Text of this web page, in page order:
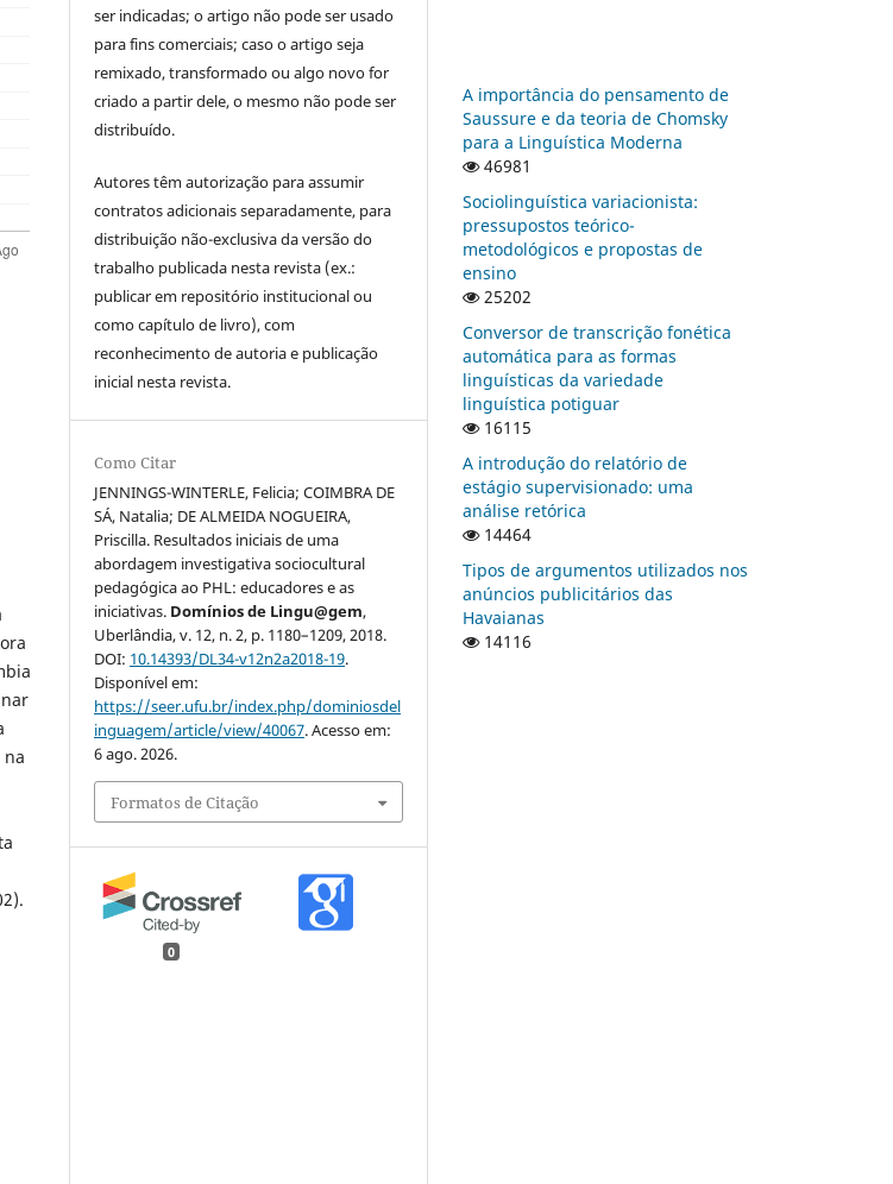
ser indicadas; o artigo não pode ser usado
para fins comerciais; caso o artigo seja
remixado, transformado ou algo novo for
criado a partir dele, o mesmo não pode ser
distribuído.
Autores têm autorização para assumir
contratos adicionais separadamente, para
distribuição não-exclusiva da versão do
trabalho publicada nesta revista (ex.:
publicar em repositório institucional ou
como capítulo de livro), com
reconhecimento de autoria e publicação
inicial nesta revista.
Como Citar
JENNINGS-WINTERLE, Felicia; COIMBRA DE
SÁ, Natalia; DE ALMEIDA NOGUEIRA,
Priscilla. Resultados iniciais de uma
abordagem investigativa sociocultural
pedagógica ao PHL: educadores e as
iniciativas. Domínios de Lingu@gem,
Uberlândia, v. 12, n. 2, p. 1180–1209, 2018.
DOI: 10.14393/DL34-v12n2a2018-19.
Disponível em:
https://seer.ufu.br/index.php/dominiosdel
inguagem/article/view/40067. Acesso em:
6 ago. 2026.
Formatos de Citação
0
A importância do pensamento de
Saussure e da teoria de Chomsky
para a Linguística Moderna
46981
Sociolinguística variacionista:
pressupostos teórico-
metodológicos e propostas de
ensino
25202
Conversor de transcrição fonética
automática para as formas
linguísticas da variedade
linguística potiguar
16115
A introdução do relatório de
estágio supervisionado: uma
análise retórica
14464
Tipos de argumentos utilizados nos
anúncios publicitários das
Havaianas
14116